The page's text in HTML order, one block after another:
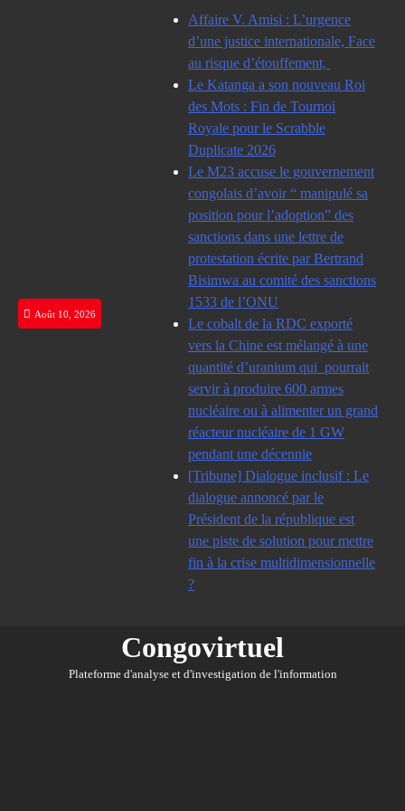
Août 10, 2026
Affaire V. Amisi : L’urgence
d’une justice internationale, Face
au risque d’étouffement,
Le Katanga a son nouveau Roi
des Mots : Fin de Tournoi
Royale pour le Scrabble
Duplicate 2026
Le M23 accuse le gouvernement
congolais d’avoir “ manipulé sa
position pour l’adoption” des
sanctions dans une lettre de
protestation écrite par Bertrand
Bisimwa au comité des sanctions
1533 de l’ONU
Le cobalt de la RDC exporté
vers la Chine est mélangé à une
quantité d’uranium qui pourrait
servir à produire 600 armes
nucléaire ou à alimenter un grand
réacteur nucléaire de 1 GW
pendant une décennie
[Tribune] Dialogue inclusif : Le
dialogue annoncé par le
Président de la république est
une piste de solution pour mettre
fin à la crise multidimensionnelle
?
Congovirtuel
Plateforme d'analyse et d'investigation de l'information